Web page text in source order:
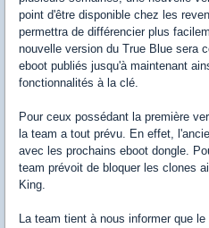
point d'être disponible chez les
permettra de différencier plus
nouvelle version du True Blue sera
eboot publiés jusqu'à maintenant
fonctionnalités à la clé.
Pour ceux possédant la première
la team a tout prévu. En effet,
avec les prochains eboot dongle.
team prévoit de bloquer les clones
King.
La team tient à nous informer que le